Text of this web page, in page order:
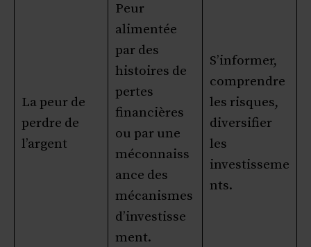
La peur de
perdre de
l’argent
Peur
alimentée
par des
histoires de
pertes
financières
ou par une
méconnaiss
ance des
mécanismes
d’investisse
ment.
S’informer,
comprendre
les risques,
diversifier
les
investisseme
nts.